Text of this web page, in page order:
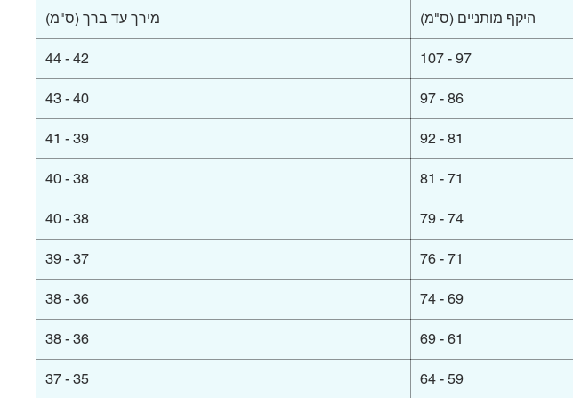
היקף מותניים (ס"מ) מירך עד ברך (ס"מ)
97 - 107
42 - 44
86 - 97
40 - 43
81 - 92
39 - 41
71 - 81
38 - 40
74 - 79
38 - 40
71 - 76
37 - 39
69 - 74
36 - 38
61 - 69
36 - 38
59 - 64
35 - 37